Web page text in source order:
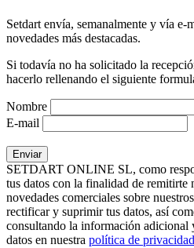
Setdart envía, semanalmente y vía
novedades más destacadas.
Si todavía no ha solicitado la
hacerlo rellenando el siguiente
Nombre
E-mail
SETDART ONLINE SL, como
tus datos con la finalidad de remitirte
novedades comerciales sobre
rectificar y suprimir tus datos, así
consultando la información adicional
datos en nuestra política de privacidad